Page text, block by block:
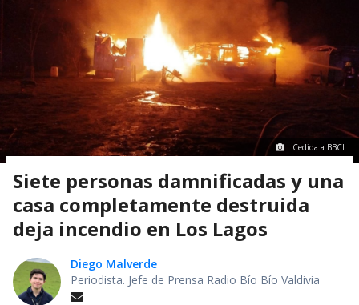
Cedida a BBCL
Siete personas damnificadas y una
casa completamente destruida
deja incendio en Los Lagos
Diego Malverde
Periodista. Jefe de Prensa Radio Bío Bío Valdivia